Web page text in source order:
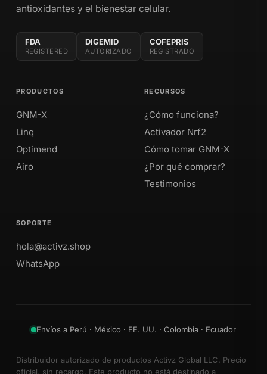
antioxidantes y el bienestar celular.
FDA
REGISTERED
DIGEMID
AUTORIZADO
COFEPRIS
REGISTRADO
PRODUCTOS
GNM-X
Linq
Optimend
Airo
RECURSOS
¿Cómo funciona?
Activador Nrf2
Cómo tomar GNM-X
¿Por qué comprar?
Testimonios
SOPORTE
hola@activz.shop
WhatsApp
Envíos a Perú · México · EE. UU. · Colombia · Ecuador
Distribuidor autorizado de productos Activz Global LLC. Precio
oficial, sin recargo. Este producto no está destinado a